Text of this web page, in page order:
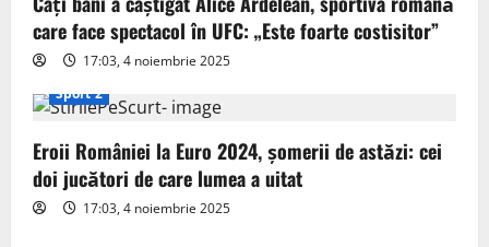
o
n
care face spectacol în UFC: „Este foarte costisitor”
17:03, 4 noiembrie 2025
Sport 2
Eroii României la Euro 2024, șomerii de astăzi: cei
doi jucători de care lumea a uitat
17:03, 4 noiembrie 2025